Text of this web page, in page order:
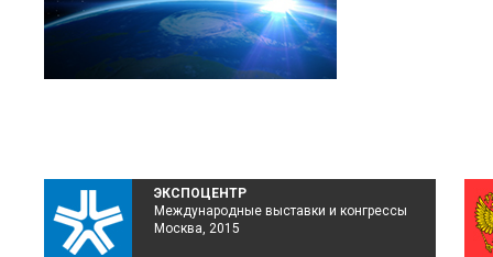
ЭКСПОЦЕНТР
Международные выставки и конгрессы
Москва, 2015